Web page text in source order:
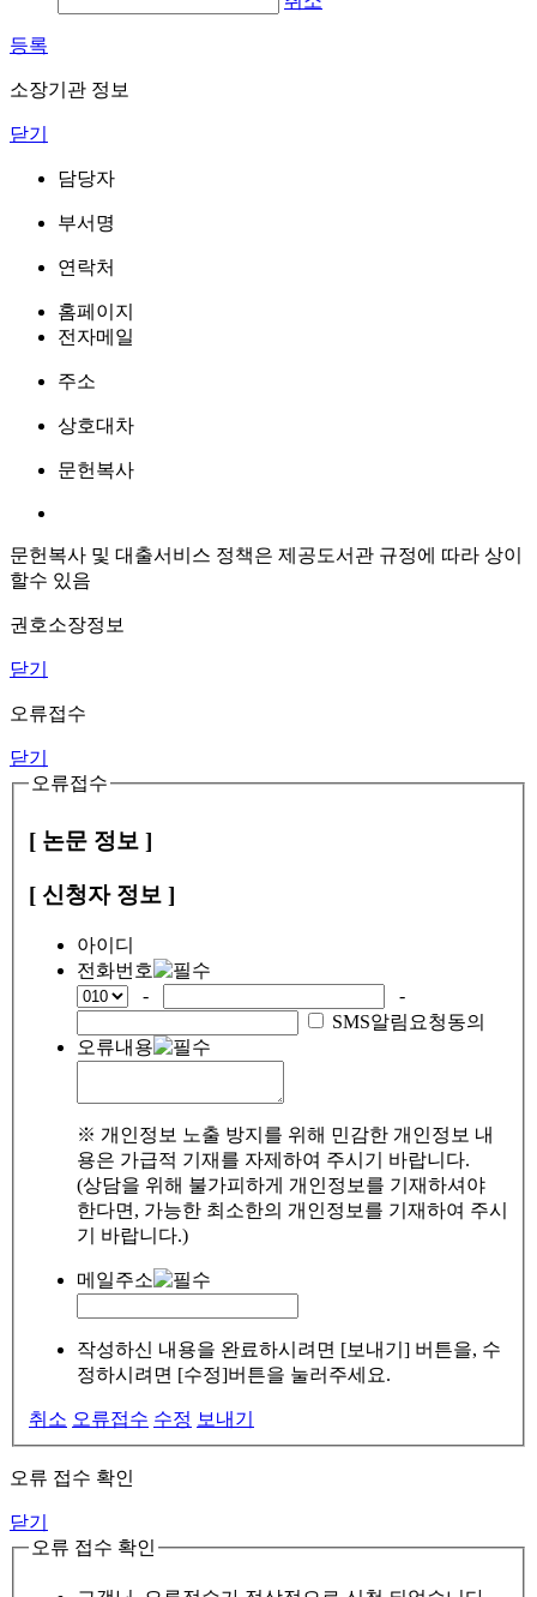
등록
소장기관 정보
닫기
담당자
부서명
연락처
홈페이지
전자메일
주소
상호대차
문헌복사
문헌복사 및 대출서비스 정책은 제공도서관 규정에 따라 상이
할수 있음
권호소장정보
닫기
오류접수
닫기
오류접수
[ 논문 정보 ]
[ 신청자 정보 ]
아이디
전화번호
-
-
SMS알림요청동의
오류내용
※ 개인정보 노출 방지를 위해 민감한 개인정보 내
용은 가급적 기재를 자제하여 주시기 바랍니다.
(상담을 위해 불가피하게 개인정보를 기재하셔야
한다면, 가능한 최소한의 개인정보를 기재하여 주시
기 바랍니다.)
메일주소
작성하신 내용을 완료하시려면 [보내기] 버튼을, 수
정하시려면 [수정]버튼을 눌러주세요.
취소 오류접수 수정 보내기
오류 접수 확인
닫기
오류 접수 확인